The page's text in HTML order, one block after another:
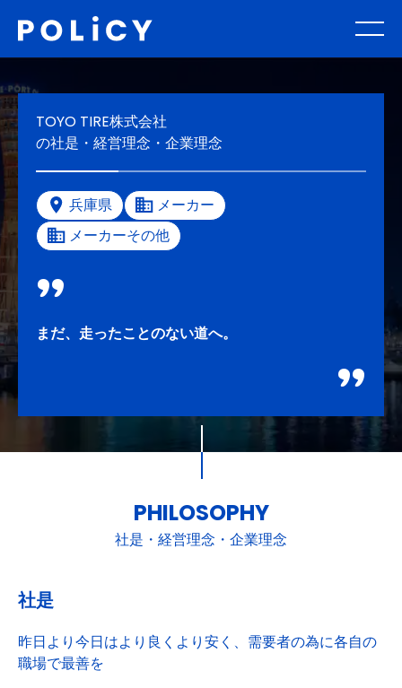
TOYO TIRE株式会社
の社是・経営理念・企業理念
兵庫県
メーカー
メーカーその他
まだ、走ったことのない道へ。
PHILOSOPHY
社是・経営理念・企業理念
社是
昨日より今日はより良くより安く、需要者の為に各自の
職場で最善を